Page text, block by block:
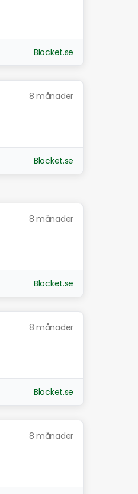
Blocket.se
8 månader
Blocket.se
8 månader
Blocket.se
8 månader
Blocket.se
8 månader